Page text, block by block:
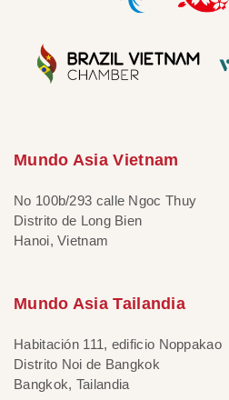
Mundo Asia Vietnam
No 100b/293 calle Ngoc Thuy
Distrito de Long Bien
Hanoi, Vietnam
Mundo Asia Tailandia
Habitación 111, edificio Noppakao
Distrito Noi de Bangkok
Bangkok, Tailandia